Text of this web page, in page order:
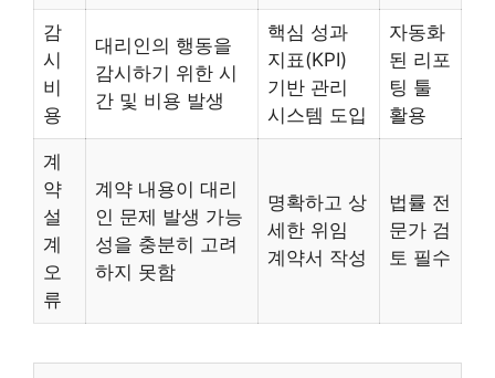
감
시
비
용
대리인의 행동을
감시하기 위한 시
간 및 비용 발생
핵심 성과
지표(KPI)
기반 관리
시스템 도입
자동화
된 리포
팅 툴
활용
계
약
설
계
오
류
계약 내용이 대리
인 문제 발생 가능
성을 충분히 고려
하지 못함
명확하고 상
세한 위임
계약서 작성
법률 전
문가 검
토 필수